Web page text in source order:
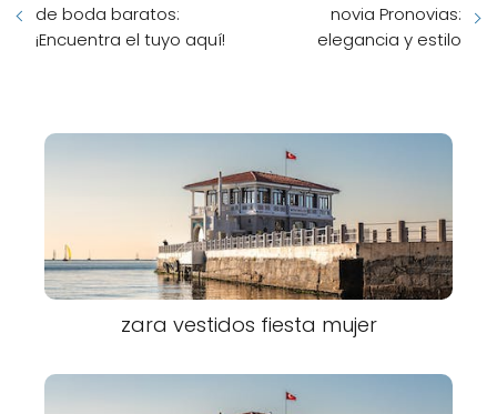
de boda baratos:
¡Encuentra el tuyo aquí!
novia Pronovias:
elegancia y estilo
zara vestidos fiesta mujer